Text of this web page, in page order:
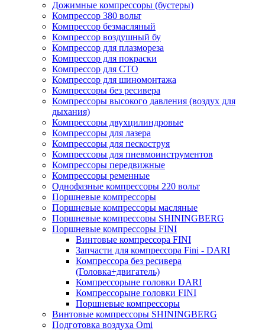
Дожимные компрессоры (бустеры)
Компрессор 380 вольт
Компрессор безмасляный
Компрессор воздушный бу
Компрессор для плазмореза
Компрессор для покраски
Компрессор для СТО
Компрессор для шиномонтажа
Компрессоры без ресивера
Компрессоры высокого давления (воздух для
дыхания)
Компрессоры двухцилиндровые
Компрессоры для лазера
Компрессоры для пескоструя
Компрессоры для пневмоинструментов
Компрессоры передвижные
Компрессоры ременные
Однофазные компрессоры 220 вольт
Поршневые компрессоры
Поршневые компрессоры масляные
Поршневые компрессоры SHININGBERG
Поршневые компрессоры FINI
Винтовые компрессора FINI
Запчасти для компрессора Fini - DARI
Компрессора без ресивера
(Головка+двигатель)
Компрессорыне головки DARI
Компрессорыне головки FINI
Поршневые компрессоры
Винтовые компрессоры SHININGBERG
Подготовка воздуха Omi